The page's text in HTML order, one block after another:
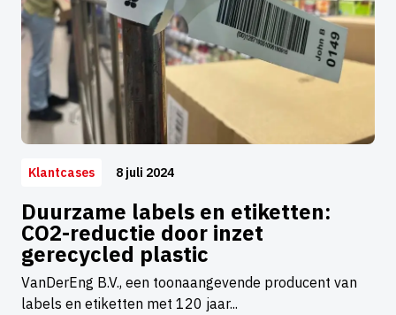
Klantcases 8 juli 2024
Duurzame labels en etiketten:
CO2-reductie door inzet
gerecycled plastic
VanDerEng B.V., een toonaangevende producent van
labels en etiketten met 120 jaar...